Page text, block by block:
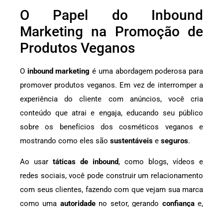
O Papel do Inbound
Marketing na Promoção de
Produtos Veganos
O inbound marketing é uma abordagem poderosa para
promover produtos veganos. Em vez de interromper a
experiência do cliente com anúncios, você cria
conteúdo que atrai e engaja, educando seu público
sobre os benefícios dos cosméticos veganos e
mostrando como eles são sustentáveis e seguros.
Ao usar táticas de inbound, como blogs, vídeos e
redes sociais, você pode construir um relacionamento
com seus clientes, fazendo com que vejam sua marca
como uma autoridadeno setor, gerando confiançae,